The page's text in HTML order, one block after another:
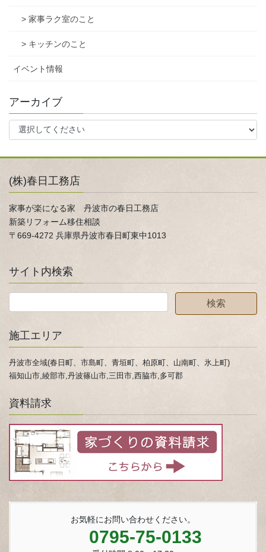
> 家事ラク室のこと
> キッチンのこと
イベント情報
アーカイブ
(株)春日工務店
家事が楽になる家 丹波市の春日工務店
新築リフォーム移住相談
〒669-4272 兵庫県丹波市春日町東中1013
サイト内検索
施工エリア
丹波市全域(春日町、市島町、青垣町、柏原町、山南町、氷上町)
福知山市,綾部市,丹波篠山市,三田市,西脇市,多可郡
資料請求
お気軽にお問い合わせください。
0795-75-0133